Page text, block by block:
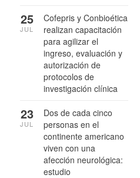
Cofepris y Conbioética
realizan capacitación
para agilizar el
ingreso, evaluación y
autorización de
protocolos de
investigación clínica
25
JUL
Dos de cada cinco
personas en el
continente americano
viven con una
afección neurológica:
estudio
23
JUL